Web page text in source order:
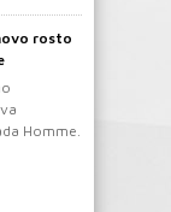
rosto
Homme.